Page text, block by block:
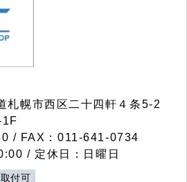
幌市西区二十四軒４条5-2
/ FAX：011-641-0734
/ 定休日：日曜日
付可